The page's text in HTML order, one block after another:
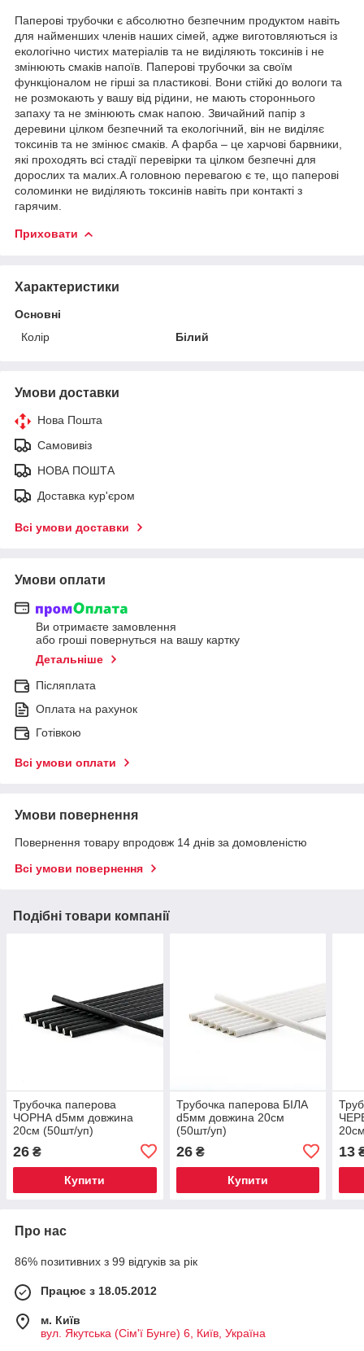
Паперові трубочки є абсолютно безпечним продуктом навіть
для найменших членів наших сімей, адже виготовляються із
екологічно чистих матеріалів та не виділяють токсинів і не
змінюють смаків напоїв. Паперові трубочки за своїм
функціоналом не гірші за пластикові. Вони стійкі до вологи та
не розмокають у вашу від рідини, не мають стороннього
запаху та не змінюють смак напою. Звичайний папір з
деревини цілком безпечний та екологічний, він не виділяє
токсинів та не змінює смаків. А фарба – це харчові барвники,
які проходять всі стадії перевірки та цілком безпечні для
дорослих та малих.А головною перевагою є те, що паперові
соломинки не виділяють токсинів навіть при контакті з
гарячим.
Приховати
Характеристики
Основні
Колір
Білий
Умови доставки
Нова Пошта
Самовивіз
НОВА ПОШТА
Доставка кур'єром
Всі умови доставки
Умови оплати
Ви отримаєте замовлення
або гроші повернуться на вашу картку
Детальніше
Післяплата
Оплата на рахунок
Готівкою
Всі умови оплати
Умови повернення
Повернення товару впродовж 14 днів за домовленістю
Всі умови повернення
Подібні товари компанії
Трубочка паперова
ЧОРНА d5мм довжина
20см (50шт/уп)
26 ₴
Купити
Трубочка паперова БІЛА
d5мм довжина 20см
(50шт/уп)
26₴
Купити
13
Про нас
86% позитивних з 99 відгуків за рік
Працює з 18.05.2012
м. Київ
вул. Якутська (Сім'ї Бунге) 6, Київ, Україна